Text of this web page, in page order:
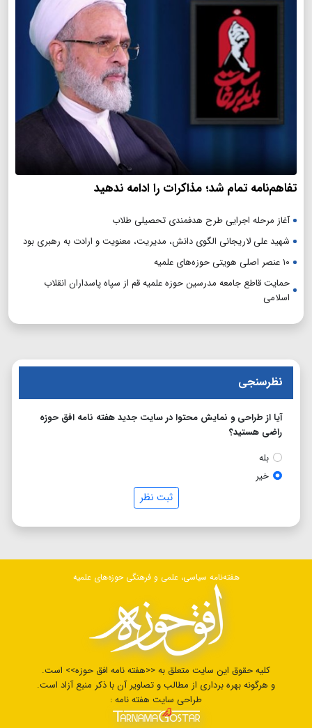
تفاهم‌نامه تمام شد؛ مذاکرات را ادامه ندهید
آغاز مرحله اجرایی طرح هدفمندی تحصیلی طلاب
شهید علی لاریجانی الگوی دانش، مدیریت، معنویت و ارادت به رهبری بود
۱۰ عنصر اصلی هویتی حوزه‌های علمیه
حمایت قاطع جامعه مدرسین حوزه علمیه قم از سپاه پاسداران انقلاب
اسلامی
نظرسنجی
آیا از طراحی و نمایش محتوا در سایت جدید هفته نامه افق حوزه
راضی هستید؟
بله
خیر
ثبت نظر
هفته‌نامه سیاسی، علمی و فرهنگی حوزه‌های علمیه
کلیه حقوق این سایت متعلق به <<هفته نامه افق حوزه>> است.
و هرگونه بهره برداری از مطالب و تصاویر آن با ذکر منبع آزاد است.
طراحی سایت هفته نامه :